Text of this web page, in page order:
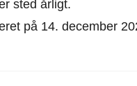
sted årligt.
på 14. december